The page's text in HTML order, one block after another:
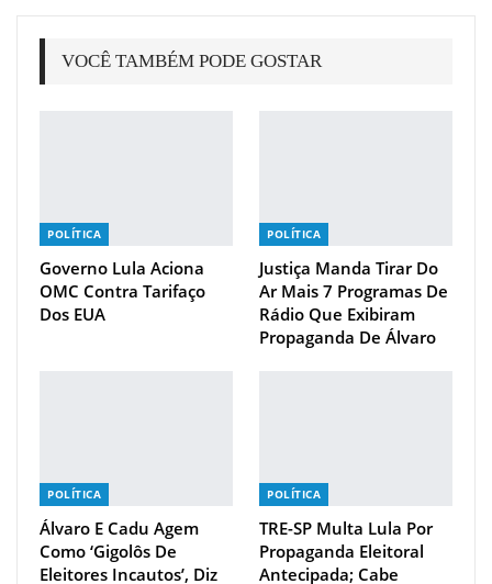
VOCÊ TAMBÉM PODE GOSTAR
POLÍTICA
Governo Lula Aciona
OMC Contra Tarifaço
Dos EUA
POLÍTICA
Justiça Manda Tirar Do
Ar Mais 7 Programas De
Rádio Que Exibiram
Propaganda De Álvaro
POLÍTICA
Álvaro E Cadu Agem
Como ‘gigolôs De
Eleitores Incautos’, Diz
POLÍTICA
TRE-SP Multa Lula Por
Propaganda Eleitoral
Antecipada; Cabe